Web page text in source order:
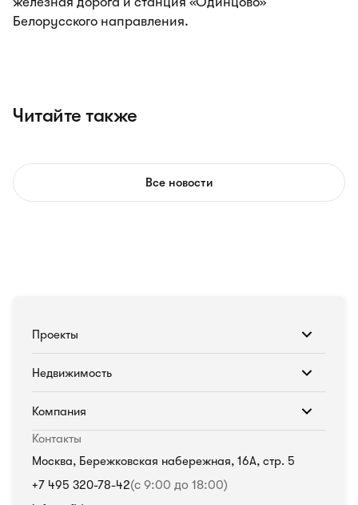
Белорусского направления.
Читайте также
Все новости
Проекты
Недвижимость
Компания
Контакты
Москва, Бережковская набережная, 16А, стр. 5
+7 495 320-78-42(с 9:00 до 18:00)